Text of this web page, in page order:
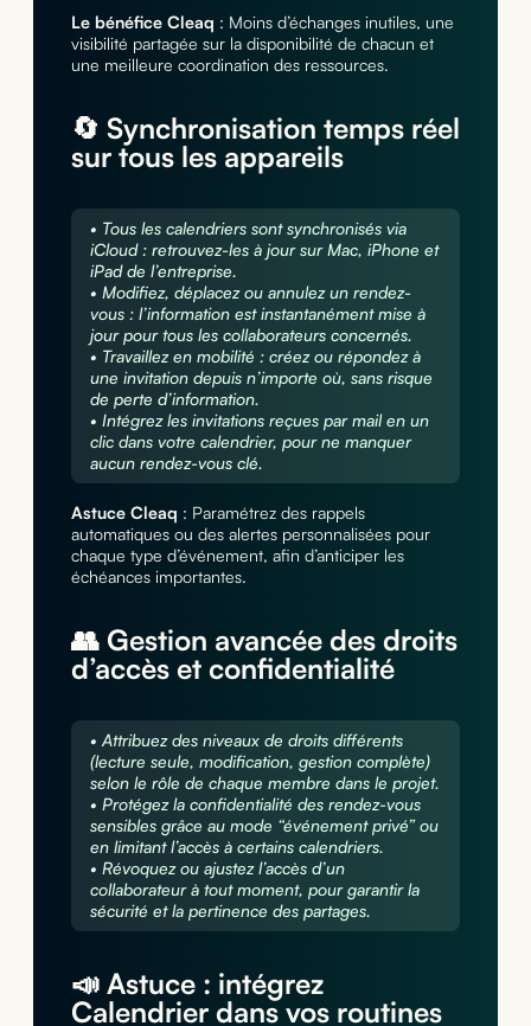
Le bénéfice Cleaq : Moins d’échanges inutiles, une
visibilité partagée sur la disponibilité de chacun et
une meilleure coordination des ressources.
🔄 Synchronisation temps réel
sur tous les appareils
• Tous les calendriers sont synchronisés via
iCloud : retrouvez-les à jour sur Mac, iPhone et
iPad de l’entreprise.
• Modifiez, déplacez ou annulez un rendez-
vous : l’information est instantanément mise à
jour pour tous les collaborateurs concernés.
• Travaillez en mobilité : créez ou répondez à
une invitation depuis n’importe où, sans risque
de perte d’information.
• Intégrez les invitations reçues par mail en un
clic dans votre calendrier, pour ne manquer
aucun rendez-vous clé.
Astuce Cleaq : Paramétrez des rappels
automatiques ou des alertes personnalisées pour
chaque type d’événement, afin d’anticiper les
échéances importantes.
👥 Gestion avancée des droits
d’accès et confidentialité
• Attribuez des niveaux de droits différents
(lecture seule, modification, gestion complète)
selon le rôle de chaque membre dans le projet.
• Protégez la confidentialité des rendez-vous
sensibles grâce au mode “événement privé” ou
en limitant l’accès à certains calendriers.
• Révoquez ou ajustez l’accès d’un
collaborateur à tout moment, pour garantir la
sécurité et la pertinence des partages.
📣 Astuce : intégrez
Calendrier dans vos routines